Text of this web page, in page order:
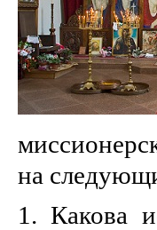
на
1. Какова